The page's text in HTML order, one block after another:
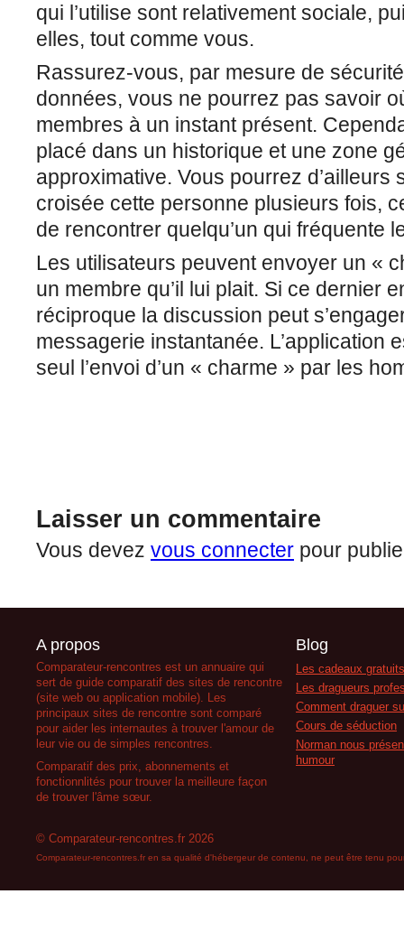
qui l’utilise sont relativement sociale,
elles, tout comme vous.
Rassurez-vous, par mesure de
données, vous ne pourrez pas savoir
membres à un instant présent.
placé dans un historique et une zone
approximative. Vous pourrez d’ailleurs
croisée cette personne plusieurs fois,
de rencontrer quelqu’un qui fréquente
Les utilisateurs peuvent envoyer un «
un membre qu’il lui plait. Si ce dernier
réciproque la discussion peut
messagerie instantanée. L’application
seul l’envoi d’un « charme » par les
Laisser un commentaire
Vous devez vous connecter pour
A propos
Comparateur-rencontres est un annuaire qui
sert de guide comparatif des sites de rencontre
(site web ou application mobile). Les
principaux sites de rencontre sont comparé
pour aider les internautes à trouver l'amour de
leur vie ou de simples rencontres.
Comparatif des prix, abonnements et
fonctionnlités pour trouver la meilleure façon
de trouver l'âme sœur.
Blog
Les cadeaux
Les dragueurs
Comment draguer
Cours de séduction
Norman nous
humour
© Comparateur-rencontres.fr 2026
Comparateur-rencontres.fr en sa qualité d'hébergeur de contenu, ne peut être tenu